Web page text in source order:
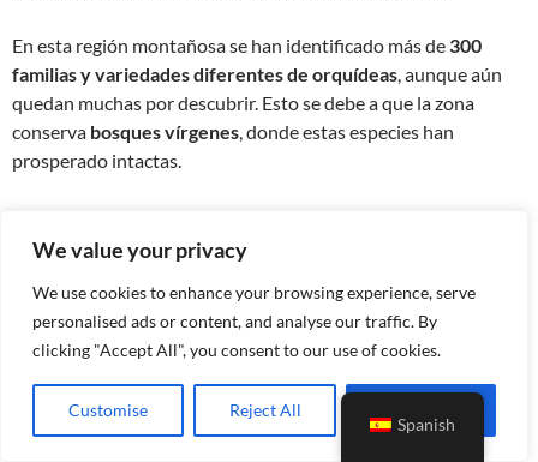
We value your privacy
We use cookies to enhance your browsing experience, serve
personalised ads or content, and analyse our traffic. By
clicking "Accept All", you consent to our use of cookies.
Customise Reject All
En esta región montañosa se han identificado más de 300
familias y variedades diferentes de orquídeas , aunque aún
quedan muchas por descubrir. Esto se debe a que la zona
conserva bosques vírgenes , donde estas especies han
prosperado intactas.
orquídeas, y Santa Fe alberga alrededor del
orquídeas de la variedad Pleurothallis, cuyas flores se
asemejan a insectos. También abundan las Miltoniopsis
conocidas por sus pétalos en forma de mariposa.
Además, en la región se ha redescubierto una especie que se
Spanish